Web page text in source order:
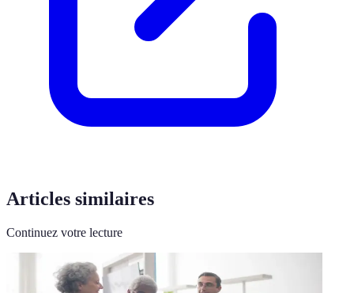
Articles similaires
Continuez votre lecture